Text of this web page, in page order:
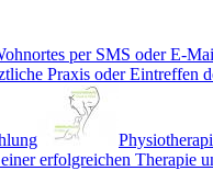
per SMS oder E-
Praxis oder Eintreffen
erfolgreichen